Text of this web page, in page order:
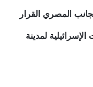
المصري القرار
لمدينة